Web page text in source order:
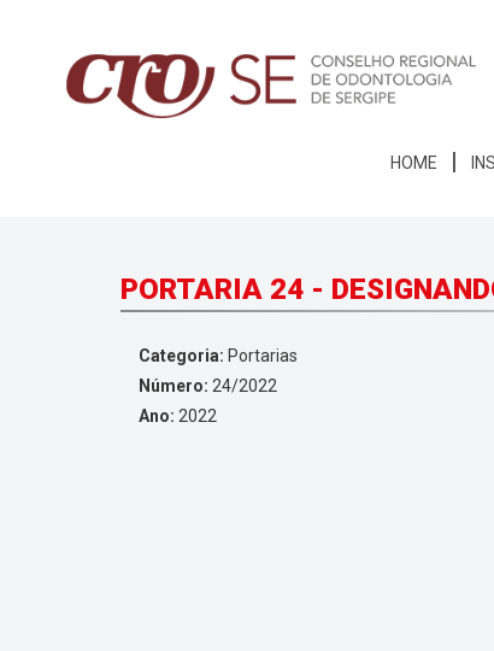
HOME
PORTARIA 24 -
Categoria: Portarias
Número: 24/2022
Ano: 2022